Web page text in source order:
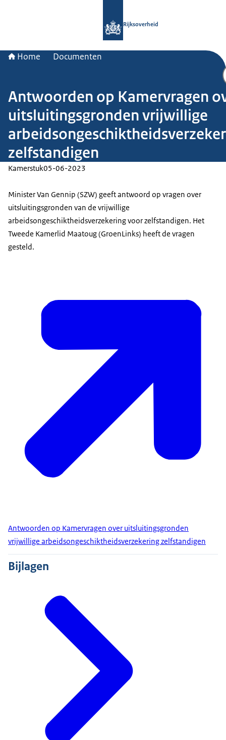
Rijksoverheid
Home Documenten
Antwoorden op Kamervragen
uitsluitingsgronden vrijwillige
zelfstandigen
Kamerstuk05-06-2023
Minister Van Gennip (SZW) geeft antwoord op vragen over
uitsluitingsgronden van de vrijwillige
arbeidsongeschiktheidsverzekering voor zelfstandigen. Het
Tweede Kamerlid Maatoug (GroenLinks) heeft de vragen
gesteld.
Antwoorden op Kamervragen over uitsluitingsgronden
vrijwillige arbeidsongeschiktheidsverzekering zelfstandigen
Bijlagen